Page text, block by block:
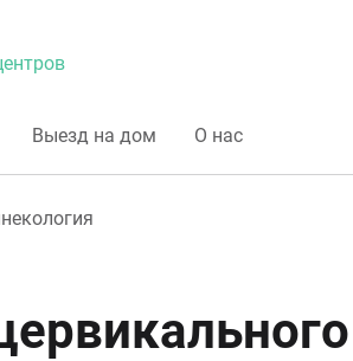
Выезд на дом О нас